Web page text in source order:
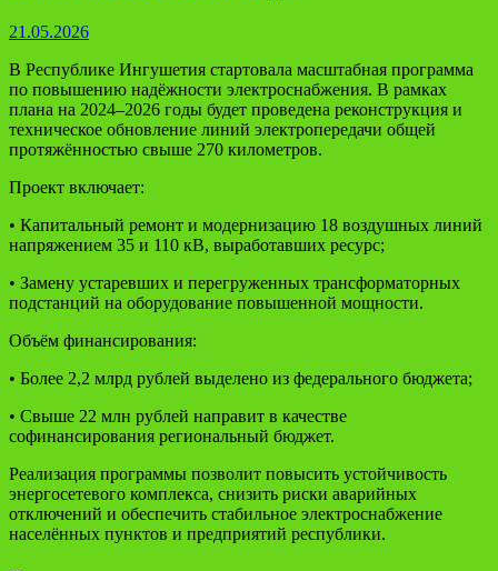
21.05.2026
В Республике Ингушетия стартовала масштабная программа
по повышению надёжности электроснабжения. В рамках
плана на 2024–2026 годы будет проведена реконструкция и
техническое обновление линий электропередачи общей
протяжённостью свыше 270 километров.
Проект включает:
• Капитальный ремонт и модернизацию 18 воздушных линий
напряжением 35 и 110 кВ, выработавших ресурс;
• Замену устаревших и перегруженных трансформаторных
подстанций на оборудование повышенной мощности.
Объём финансирования:
• Более 2,2 млрд рублей выделено из федерального бюджета;
• Свыше 22 млн рублей направит в качестве
софинансирования региональный бюджет.
Реализация программы позволит повысить устойчивость
энергосетевого комплекса, снизить риски аварийных
отключений и обеспечить стабильное электроснабжение
населённых пунктов и предприятий республики.